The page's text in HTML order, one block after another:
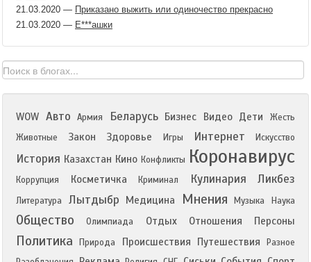
21.03.2020 — Приказано выжить или одиночество прекрасно
21.03.2020 — Е​***ашки
WOW Авто Армия Беларусь Бизнес Видео Дети
Жесть
Животные
Закон Здоровье Игры Интернет Искусство
История Казахстан Кино Конфликты Коронавирус
Коррупция Косметичка Криминал Кулинария Ликбез
Литература Лытдыбр Медицина Мнения Музыка Наука
Общество Олимпиада Отдых Отношения Персоны
Политика Природа Происшествия Путешествия
Разное